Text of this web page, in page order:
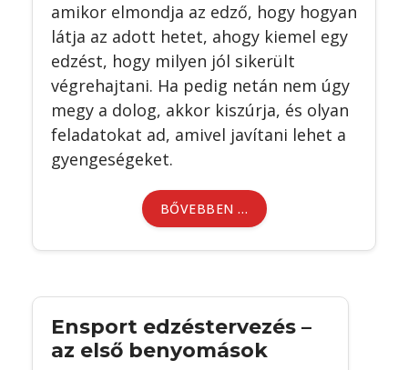
amikor elmondja az edző, hogy hogyan
látja az adott hetet, ahogy kiemel egy
edzést, hogy milyen jól sikerült
végrehajtani. Ha pedig netán nem úgy
megy a dolog, akkor kiszúrja, és olyan
feladatokat ad, amivel javítani lehet a
gyengeségeket.
BŐVEBBEN …
Ensport edzéstervezés –
az első benyomások